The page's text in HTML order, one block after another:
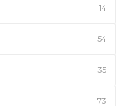
14
54
35
73